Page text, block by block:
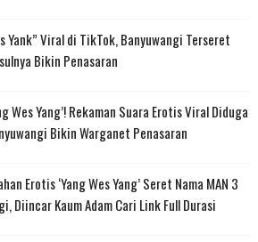
Yank” Viral di TikTok, Banyuwangi Terseret
Bikin Penasaran
Wes Yang’! Rekaman Suara Erotis Viral Diduga
Bikin Warganet Penasaran
Erotis ‘Yang Wes Yang’ Seret Nama MAN 3
Diincar Kaum Adam Cari Link Full Durasi